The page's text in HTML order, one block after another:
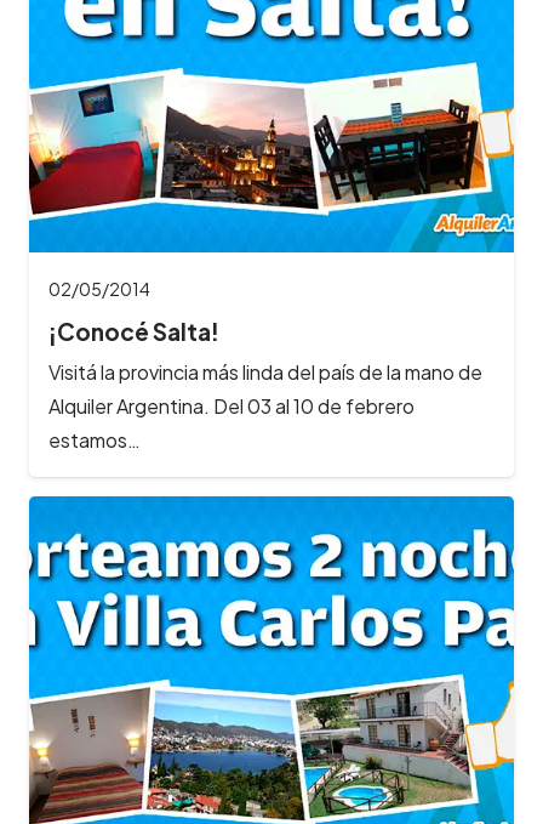
02/05/2014
¡Conocé Salta!
Visitá la provincia más linda del país de la mano de
Alquiler Argentina. Del 03 al 10 de febrero
estamos…